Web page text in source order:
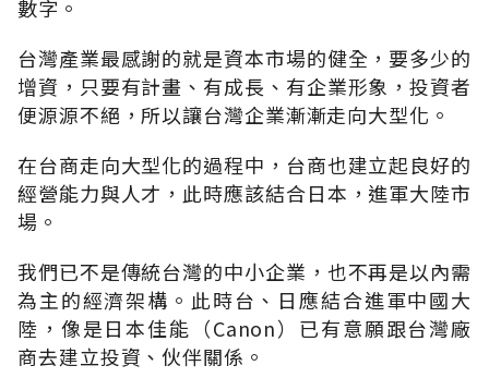
數字。
台灣產業最感謝的就是資本市場的健全，要多少的
增資，只要有計畫、有成長、有企業形象，投資者
便源源不絕，所以讓台灣企業漸漸走向大型化。
在台商走向大型化的過程中，台商也建立起良好的
經營能力與人才，此時應該結合日本，進軍大陸市
場。
我們已不是傳統台灣的中小企業，也不再是以內需
為主的經濟架構。此時台、日應結合進軍中國大
陸，像是日本佳能（Canon）已有意願跟台灣廠
商去建立投資、伙伴關係。